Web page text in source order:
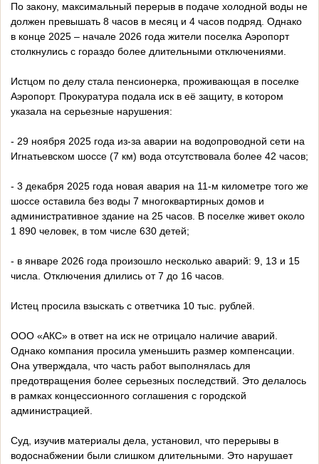
По закону, максимальный перерыв в подаче холодной воды не
должен превышать 8 часов в месяц и 4 часов подряд. Однако
в конце 2025 – начале 2026 года жители поселка Аэропорт
столкнулись с гораздо более длительными отключениями.
Истцом по делу стала пенсионерка, проживающая в поселке
Аэропорт. Прокуратура подала иск в её защиту, в котором
указала на серьезные нарушения:
- 29 ноября 2025 года из-за аварии на водопроводной сети на
Игнатьевском шоссе (7 км) вода отсутствовала более 42 часов;
- 3 декабря 2025 года новая авария на 11-м километре того же
шоссе оставила без воды 7 многоквартирных домов и
административное здание на 25 часов. В поселке живет около
1 890 человек, в том числе 630 детей;
- в январе 2026 года произошло несколько аварий: 9, 13 и 15
числа. Отключения длились от 7 до 16 часов.
Истец просила взыскать с ответчика 10 тыс. рублей.
ООО «АКС» в ответ на иск не отрицало наличие аварий.
Однако компания просила уменьшить размер компенсации.
Она утверждала, что часть работ выполнялась для
предотвращения более серьезных последствий. Это делалось
в рамках концессионного соглашения с городской
администрацией.
Суд, изучив материалы дела, установил, что перерывы в
водоснабжении были слишком длительными. Это нарушает